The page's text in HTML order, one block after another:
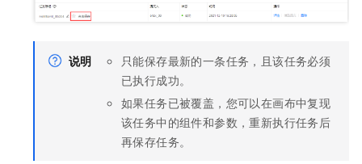
说明
只能保存最新的一条任务，且该任务必须
已执行成功。
如果任务已被覆盖，您可以在画布中复现
该任务中的组件和参数，重新执行任务后
再保存任务。